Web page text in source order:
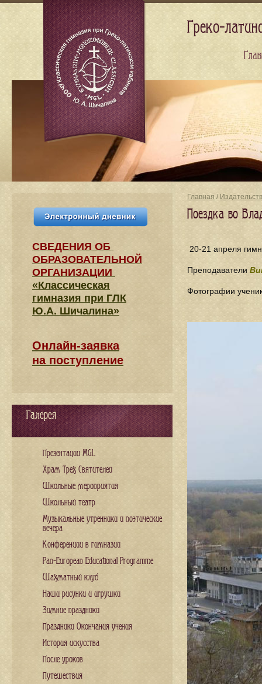
Главная /
Поездка во
20-21 апреля
Преподаватели
Фотографии
СВЕДЕНИЯ​ ОБ
ОБРАЗОВАТЕЛЬНОЙ
ОРГАНИЗАЦИИ
«Классическая
гимназия при ГЛК
Ю.А. Шичалина»
Онлайн-заявка
на поступление
Галерея
Презентации MGL
Храм Трех Святителей
Школьные мероприятия
Школьный театр
Музыкальные утренники и поэтические
вечера
Конференции в гимназии
Pan-European Educational Programme
Шахматный клуб
Наши рисунки и игрушки
Зимние праздники
Праздники Окончания учения
История искусства
После уроков
Путешествия
Греко-